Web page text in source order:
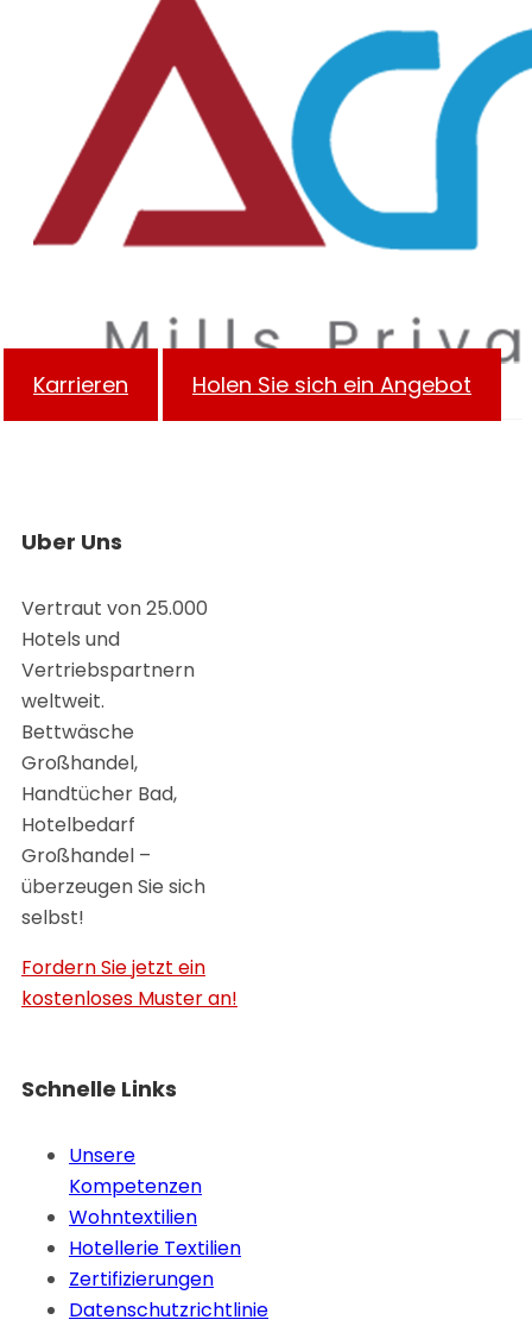
Karrieren Holen Sie sich ein Angebot
Uber Uns
Vertraut von 25.000
Hotels und
Vertriebspartnern
weltweit.
Bettwäsche
Großhandel,
Handtücher Bad,
Hotelbedarf
Großhandel –
überzeugen Sie sich
selbst!
Fordern Sie jetzt ein
kostenloses Muster an!
Schnelle Links
Unsere
Kompetenzen
Wohntextilien
Hotellerie Textilien
Zertifizierungen
Datenschutzrichtlinie